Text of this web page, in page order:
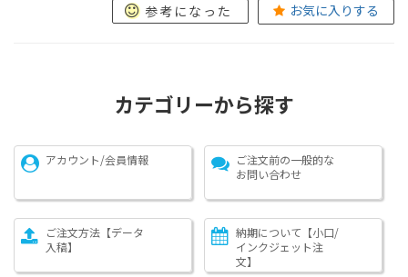
参考になった お気に入りする
カテゴリーから探す
アカウント/会員情報
ご注文前の一般的な
お問い合わせ
ご注文方法【データ
入稿】
納期について【小口/
インクジェット注
文】